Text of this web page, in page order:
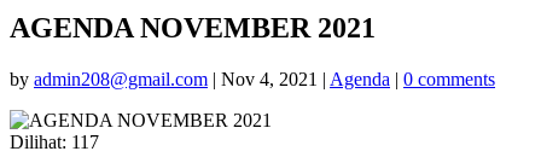
AGENDA NOVEMBER 2021
by admin208@gmail.com | Nov 4, 2021 | Agenda | 0 comments
Dilihat: 117